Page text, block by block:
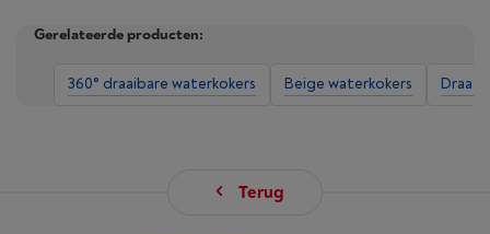
Gerelateerde producten:
360° draaibare waterkokers Beige waterkokers
Terug